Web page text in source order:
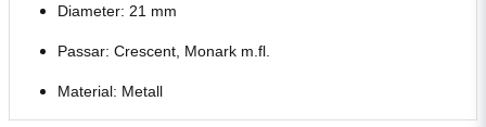
Diameter: 21 mm
Passar: Crescent, Monark m.fl.
Material: Metall